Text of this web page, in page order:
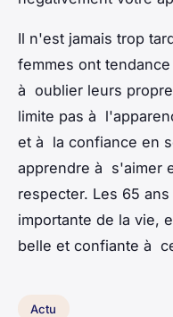
Il n'est jamais trop
femmes ont
à oublier leurs
limite pas à
et à la confiance en
apprendre à s'aimer
respecter. Les 65
importante de la vie,
belle et confiante à
Actu